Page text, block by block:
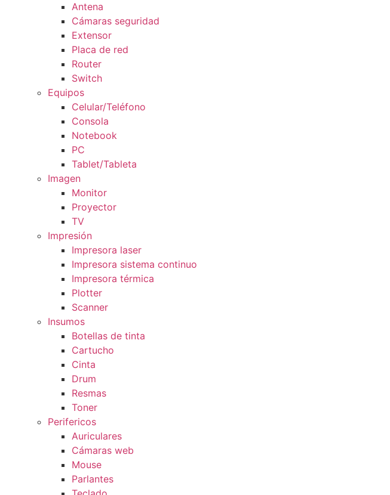
Antena
Cámaras seguridad
Extensor
Placa de red
Router
Switch
Equipos
Celular/Teléfono
Consola
Notebook
PC
Tablet/Tableta
Imagen
Monitor
Proyector
TV
Impresión
Impresora laser
Impresora sistema continuo
Impresora térmica
Plotter
Scanner
Insumos
Botellas de tinta
Cartucho
Cinta
Drum
Resmas
Toner
Perifericos
Auriculares
Cámaras web
Mouse
Parlantes